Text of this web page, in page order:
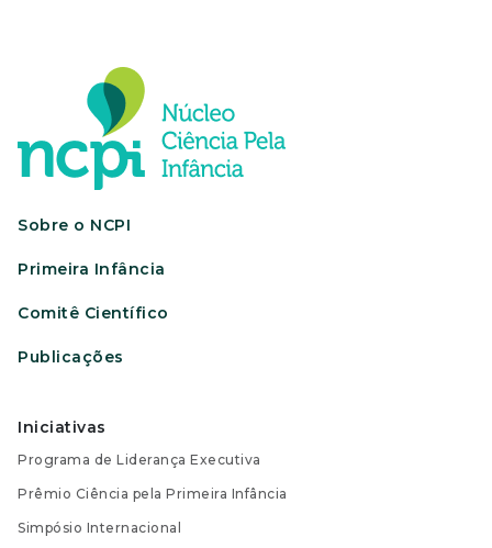
Sobre o NCPI
Primeira Infância
Comitê Científico
Publicações
Iniciativas
Programa de Liderança Executiva
Prêmio Ciência pela Primeira Infância
Simpósio Internacional